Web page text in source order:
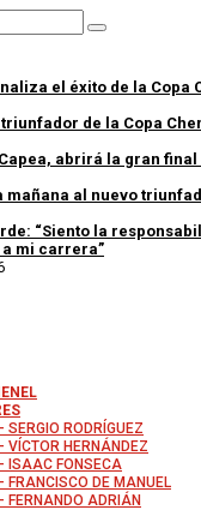
el éxito de la Copa
de la Copa
abrirá la gran final
mañana al nuevo
“Siento la
mi carrera”
SERGIO RODRÍGUEZ
VÍCTOR HERNÁNDEZ
ISAAC FONSECA
FRANCISCO DE MANUEL
FERNANDO ADRIÁN